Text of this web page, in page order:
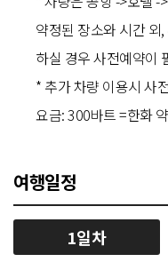
약정된 장소와 시간 외
하실 경우 사전예약이
* 추가 차량 이용시 사
요금: 300바트 =한화
여행일정
1일차